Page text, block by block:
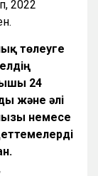
2022
төлеуге
24
және әлі
немесе